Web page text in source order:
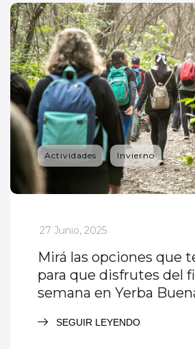
Actividades Invierno
_
27 Junio, 2025
Mirá las opciones que
para que disfrutes del
semana en Yerba
SEGUIR LEYENDO